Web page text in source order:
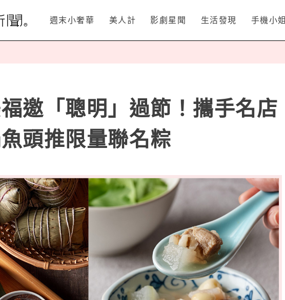
週末小奢華 美人計 影劇星聞 生活發現 手機小姐
邀「聰明」過節！攜手名店
頭推限量聯名粽